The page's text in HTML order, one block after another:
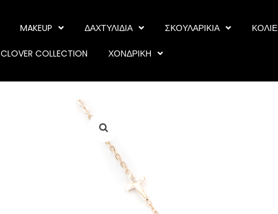
MAKEUP ΔΑΧΤΥΛΙΔΙΑ ΣΚΟΥΛΑΡΙΚΙΑ ΚΟΛΙΕ
CLOVER COLLECTION ΧΟΝΔΡΙΚΗ